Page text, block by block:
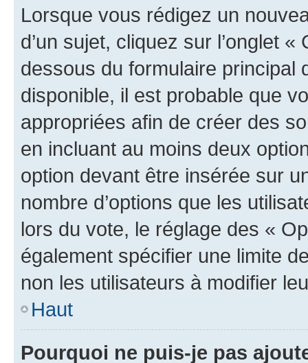
Lorsque vous rédigez un
d’un sujet, cliquez sur l’onglet
dessous du formulaire principal
disponible, il est probable que
appropriées afin de créer des
en incluant au moins deux
option devant être insérée sur
nombre d’options que les
lors du vote, le réglage des «
également spécifier une limite
non les utilisateurs à modifier
Haut
Pourquoi ne puis-je pas